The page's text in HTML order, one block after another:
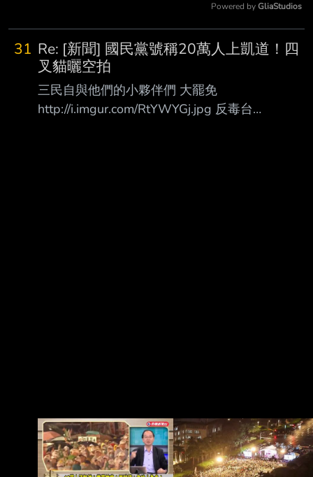
Powered by GliaStudios
31 Re: [新聞] 國民黨號稱20萬人上凱道！四
叉貓曬空拍
三民自與他們的小夥伴們 大罷免
http://i.imgur.com/RtYWYGj.jpg 反毒台